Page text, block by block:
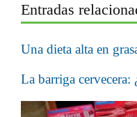
Entradas
Una dieta alta en
La barriga cervecera: